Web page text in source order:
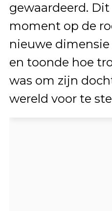
gewaardeerd.
moment op de
nieuwe
en toonde hoe
was om zijn
wereld voor te